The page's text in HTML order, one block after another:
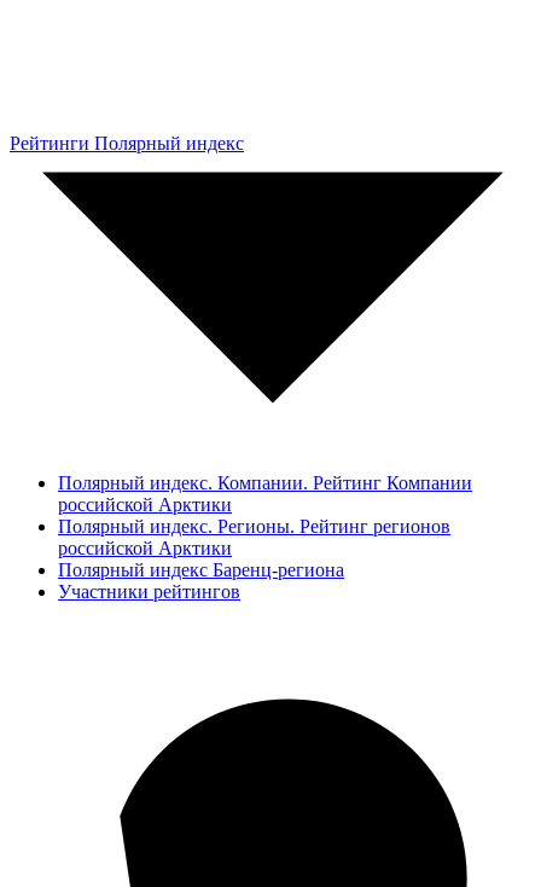
Рейтинги Полярный индекс
Полярный индекс. Компании. Рейтинг Компании
российской Арктики
Полярный индекс. Регионы. Рейтинг регионов
российской Арктики
Полярный индекс Баренц-региона
Участники рейтингов